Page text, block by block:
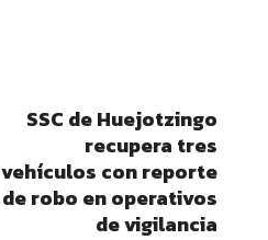
SSC de Huejotzingo
recupera tres
vehículos con reporte
de robo en operativos
de vigilancia